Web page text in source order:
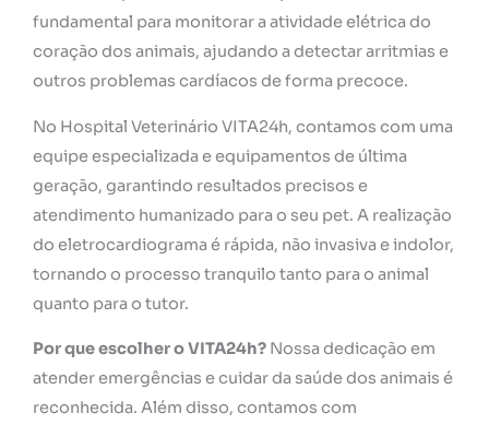
fundamental para monitorar a atividade elétrica do
coração dos animais, ajudando a detectar arritmias e
outros problemas cardíacos de forma precoce.
No Hospital Veterinário VITA24h, contamos com uma
equipe especializada e equipamentos de última
geração, garantindo resultados precisos e
atendimento humanizado para o seu pet. A realização
do eletrocardiograma é rápida, não invasiva e indolor,
tornando o processo tranquilo tanto para o animal
quanto para o tutor.
Por que escolher o VITA24h? Nossa dedicação em
atender emergências e cuidar da saúde dos animais é
reconhecida. Além disso, contamos com